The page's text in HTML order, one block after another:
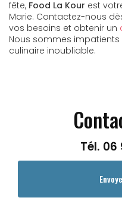
fête, Food La Kour est
Marie. Contactez-nous
vos besoins et obtenir un
Nous sommes impatients
culinaire inoubliable.
Tél. 06